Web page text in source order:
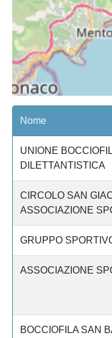
Nome
UNIONE
DILETTANTISTICA
CIRCOLO SAN
ASSOCIAZIONE
GRUPPO
ASSOCIAZIONE
BOCCIOFILA SAN